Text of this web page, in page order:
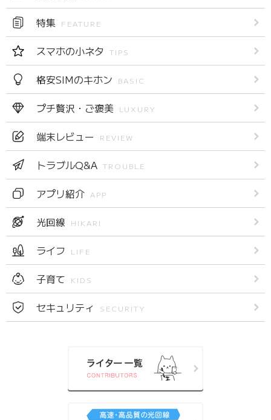
特集 FEATURE
スマホの小ネタ TIPS
格安SIMのキホン BASIC
プチ贅沢・ご褒美 LUXURY
端末レビュー REVIEW
トラブルQ&A TROUBLE
アプリ紹介 APP
光回線 HIKARI
ライフ LIFE
子育て KIDS
セキュリティ SECURITY